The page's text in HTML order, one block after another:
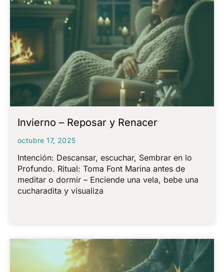
Invierno – Reposar y Renacer
octubre 17, 2025
Intención: Descansar, escuchar, Sembrar en lo
Profundo. Ritual: Toma Font Marina antes de
meditar o dormir – Enciende una vela, bebe una
cucharadita y visualiza